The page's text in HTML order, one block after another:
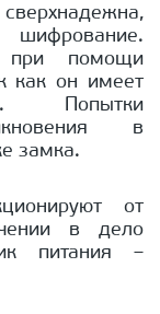
при помощи
как он имеет
Попытки
в
замка.
от
в дело
питания –